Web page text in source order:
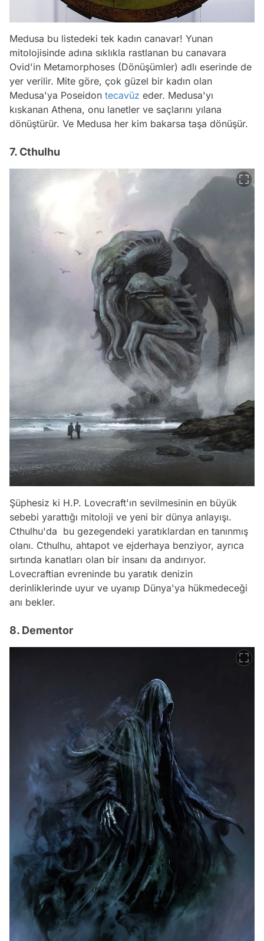
Medusa bu listedeki tek kadın canavar! Yunan
mitolojisinde adına sıklıkla rastlanan bu canavara
Ovid'in Metamorphoses (Dönüşümler) adlı eserinde de
yer verilir. Mite göre, çok güzel bir kadın olan
Medusa'ya Poseidon tecavüz eder. Medusa'yı
kıskanan Athena, onu lanetler ve saçlarını yılana
dönüştürür. Ve Medusa her kim bakarsa taşa dönüşür.
7. Cthulhu
Şüphesiz ki H.P. Lovecraft'ın sevilmesinin en büyük
sebebi yarattığı mitoloji ve yeni bir dünya anlayışı.
Cthulhu'da bu gezegendeki yaratıklardan en tanınmış
olanı. Cthulhu, ahtapot ve ejderhaya benziyor, ayrıca
sırtında kanatları olan bir insanı da andırıyor.
Lovecraftian evreninde bu yaratık denizin
derinliklerinde uyur ve uyanıp Dünya'ya hükmedeceği
anı bekler.
8. Dementor